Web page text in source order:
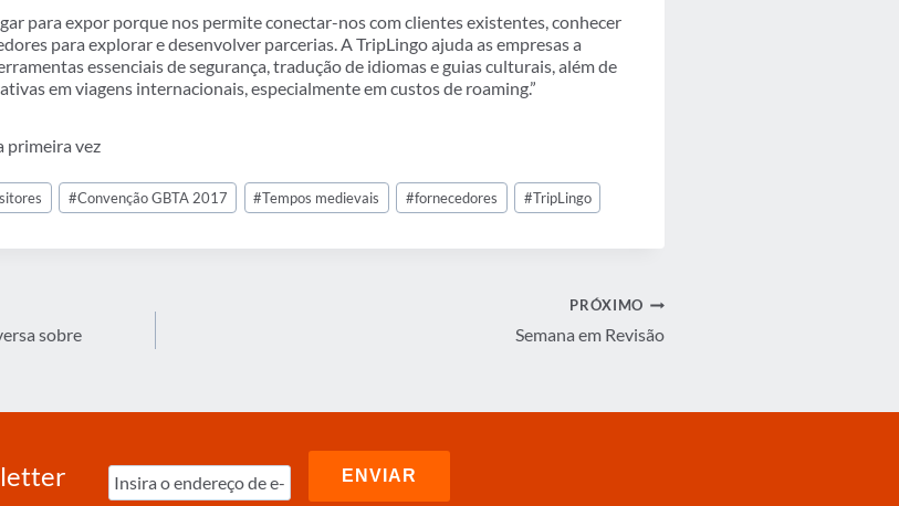
para expor porque nos permite conectar-nos com clientes existentes, conhecer
para explorar e desenvolver parcerias. A TripLingo ajuda as empresas a
essenciais de segurança, tradução de idiomas e guias culturais, além de
em viagens internacionais, especialmente em custos de roaming.”
primeira vez
#Convenção GBTA 2017 #Tempos medievais #fornecedores #TripLingo
sobre
PRÓXIMO
Semana em Revisão